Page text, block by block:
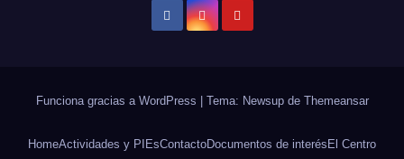
Funciona gracias a WordPress | Tema: Newsup de Themeansar
HomeActividades y PIEsContactoDocumentos de interés El Centro